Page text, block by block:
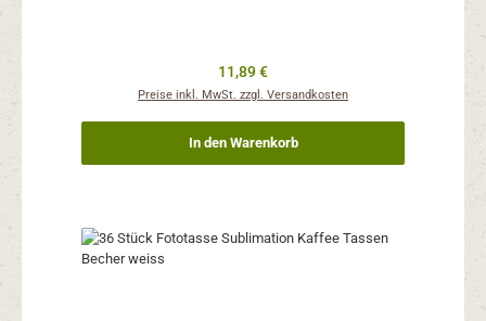
Regulärer Preis:
11,89 €
Preise inkl. MwSt. zzgl. Versandkosten
In den Warenkorb